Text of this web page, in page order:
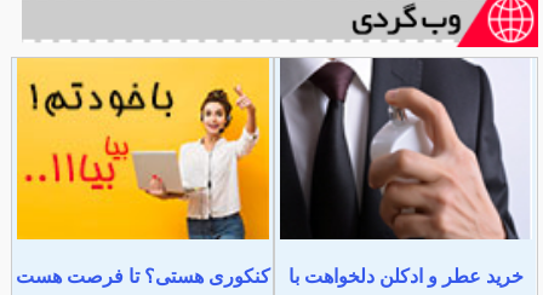
خرید عطر و ادکلن دلخواهت با
کنکوری هستی؟ تا فرصت هست